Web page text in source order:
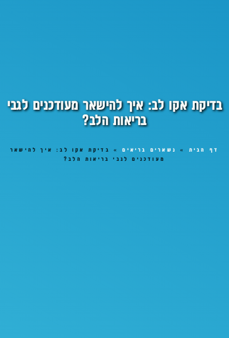
בדיקת אקו לב: איך להישאר מעודכנים לגבי
בריאות הלב?
דף הבית » נשארים בריאים»
בדיקת אקו לב: איך להישאר
מעודכנים לגבי בריאות הלב?